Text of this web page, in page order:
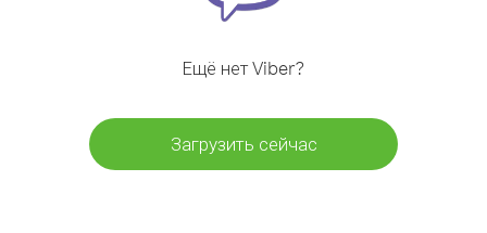
Ещё нет Viber?
Загрузить сейчас